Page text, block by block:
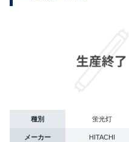
種別 蛍光灯
メーカー HITACHI